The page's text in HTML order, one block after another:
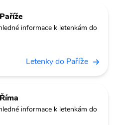
informace k letenkám do
Letenky do Paříže
informace k letenkám do